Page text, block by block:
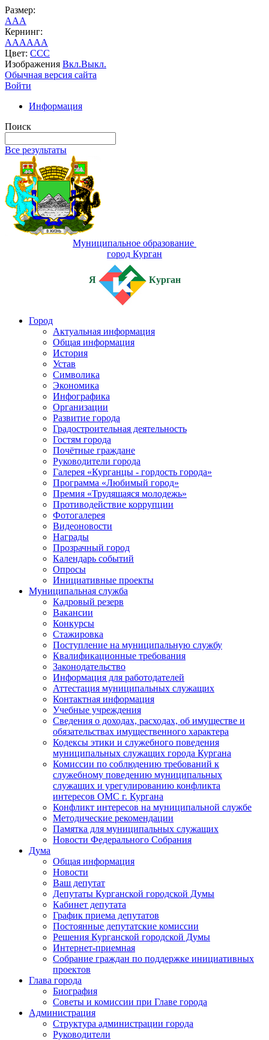
Размер:
AAA
Кернинг:
AAAAAA
Цвет: CCC
Изображения Вкл.Выкл.
Обычная версия сайта
Войти
Информация
Поиск
Все результаты
Муниципальное образование
город Курган
Я Курган
Город
Актуальная информация
Общая информация
История
Устав
Символика
Экономика
Инфографика
Организации
Развитие города
Градостроительная деятельность
Гостям города
Почётные граждане
Руководители города
Галерея «Курганцы - гордость города»
Программа «Любимый город»
Премия «Трудящаяся молодежь»
Противодействие коррупции
Фотогалерея
Видеоновости
Награды
Прозрачный город
Календарь событий
Опросы
Инициативные проекты
Муниципальная служба
Кадровый резерв
Вакансии
Конкурсы
Стажировка
Поступление на муниципальную службу
Квалификационные требования
Законодательство
Информация для работодателей
Аттестация муниципальных служащих
Контактная информация
Учебные учреждения
Сведения о доходах, расходах, об имуществе и
обязательствах имущественного характера
Кодексы этики и служебного поведения
муниципальных служащих города Кургана
Комиссии по соблюдению требований к
служебному поведению муниципальных
служащих и урегулированию конфликта
интересов ОМС г. Кургана
Конфликт интересов на муниципальной службе
Методические рекомендации
Памятка для муниципальных служащих
Новости Федерального Cобрания
Дума
Общая информация
Новости
Ваш депутат
Депутаты Курганской городской Думы
Кабинет депутата
График приема депутатов
Постоянные депутатские комиссии
Решения Курганской городской Думы
Интернет-приемная
Собрание граждан по поддержке инициативных
проектов
Глава города
Биография
Советы и комиссии при Главе города
Администрация
Структура администрации города
Руководители